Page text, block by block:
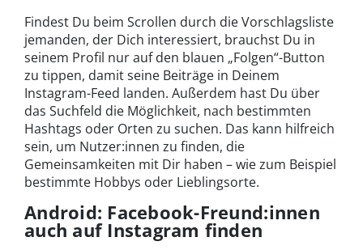
Findest Du beim Scrollen durch die Vorschlagsliste
jemanden, der Dich interessiert, brauchst Du in
seinem Profil nur auf den blauen „Folgen“-Button
zu tippen, damit seine Beiträge in Deinem
Instagram-Feed landen. Außerdem hast Du über
das Suchfeld die Möglichkeit, nach bestimmten
Hashtags oder Orten zu suchen. Das kann hilfreich
sein, um Nutzer:innen zu finden, die
Gemeinsamkeiten mit Dir haben – wie zum Beispiel
bestimmte Hobbys oder Lieblingsorte.
Android: Facebook-Freund:innen
auch auf Instagram finden